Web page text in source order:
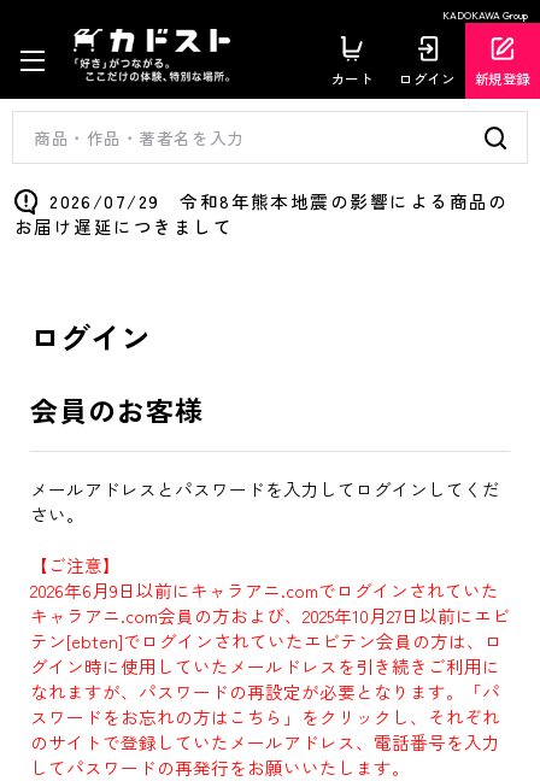
KADOKAWA Group
カート ログイン 新規登録
2026/07/29 令和8年熊本地震の影響による商品の
お届け遅延につきまして
ログイン
会員のお客様
メールアドレスとパスワードを入力してログインしてくだ
さい。
【ご注意】
2026年6月9日以前にキャラアニ.comでログインされていた
キャラアニ.com会員の方および、2025年10月27日以前にエビ
テン[ebten]でログインされていたエビテン会員の方は、ロ
グイン時に使用していたメールドレスを引き続きご利用に
なれますが、パスワードの再設定が必要となります。「パ
スワードをお忘れの方はこちら」をクリックし、それぞれ
のサイトで登録していたメールアドレス、電話番号を入力
してパスワードの再発行をお願いいたします。